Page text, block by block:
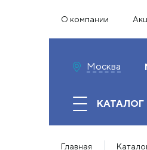
О компании
Москва
КАТАЛОГ
Главная